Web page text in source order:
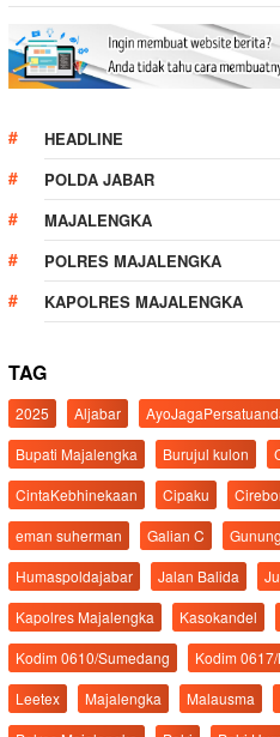
HEADLINE
POLDA JABAR
MAJALENGKA
POLRES MAJALENGKA
KAPOLRES MAJALENGKA
TAG
2025 Aljabar
Bupati Majalengka
Burujul kulon
CintaKebhinekaan
Cipaku
eman suherman
Galian C
Humaspoldajabar
Jalan Balida
Kapolres Majalengka
Kasokandel
Kodim 0610/Sumedang
Kodim
Leetex
Majalengka Malausma